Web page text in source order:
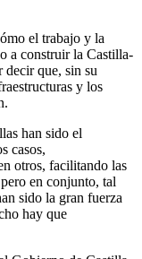
el trabajo y la
a construir la Castilla-
decir que, sin su
y los
han sido el
casos,
otros, facilitando las
en conjunto, tal
sido la gran fuerza
hay que